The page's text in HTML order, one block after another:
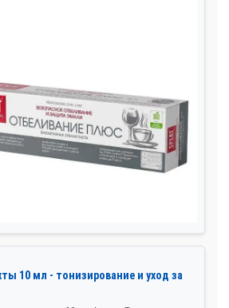
10 мл - тонизирование и уход за